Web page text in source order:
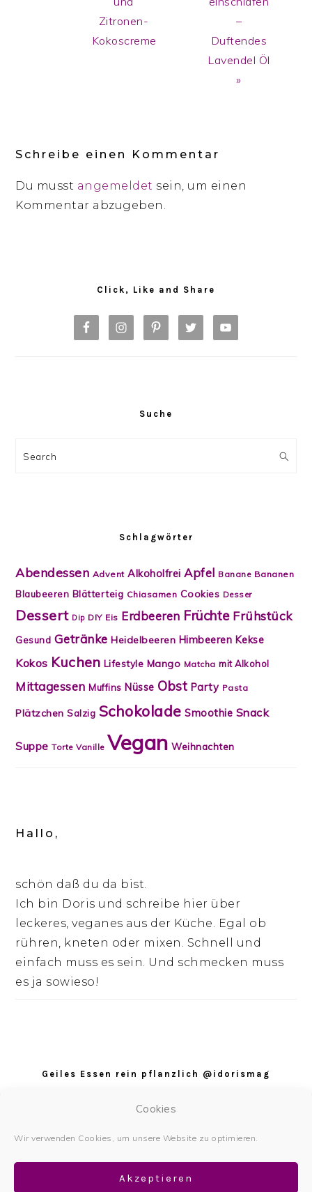
Cookies
Wir verwenden Cookies, um unsere Website zu optimieren.
Akzeptieren
Zitronen-
Kokoscreme
–
Duftendes
Lavendel Öl
»
Schreibe einen Kommentar
Du musst angemeldet sein, um einen
Kommentar abzugeben.
Click, Like and Share
Suche
Search
Schlagwörter
Abendessen Advent Alkoholfrei Apfel Banane Bananen
Blaubeeren Blätterteig Chiasamen Cookies Desser
Dessert Dip DIY Eis Erdbeeren Früchte Frühstück
Gesund Getränke Heidelbeeren Himbeeren Kekse
Kokos Kuchen Lifestyle Mango Matcha mit Alkohol
Mittagessen Muffins Nüsse Obst Party Pasta
Plätzchen Salzig Schokolade Smoothie Snack
Suppe Torte Vanille Vegan Weihnachten
Hallo,
schön daß du da bist.
Ich bin Doris und schreibe hier über
leckeres, veganes aus der Küche. Egal ob
rühren, kneten oder mixen. Schnell und
einfach muss es sein. Und schmecken muss
es ja sowieso!
Geiles Essen rein pflanzlich @idorismag
Datenschutzerklärung